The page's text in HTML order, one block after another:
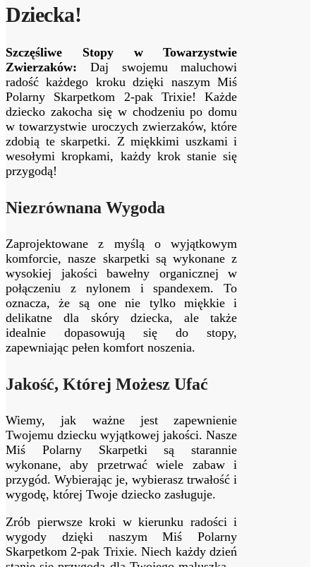
Dziecka!
Szczęśliwe Stopy w Towarzystwie
Zwierzaków: Daj swojemu maluchowi
radość każdego kroku dzięki naszym Miś
Polarny Skarpetkom 2-pak Trixie! Każde
dziecko zakocha się w chodzeniu po domu
w towarzystwie uroczych zwierzaków, które
zdobią te skarpetki. Z miękkimi uszkami i
wesołymi kropkami, każdy krok stanie się
przygodą!
Niezrównana Wygoda
Zaprojektowane z myślą o wyjątkowym
komforcie, nasze skarpetki są wykonane z
wysokiej jakości bawełny organicznej w
połączeniu z nylonem i spandexem. To
oznacza, że są one nie tylko miękkie i
delikatne dla skóry dziecka, ale także
idealnie dopasowują się do stopy,
zapewniając pełen komfort noszenia.
Jakość, Której Możesz Ufać
Wiemy, jak ważne jest zapewnienie
Twojemu dziecku wyjątkowej jakości. Nasze
Miś Polarny Skarpetki są starannie
wykonane, aby przetrwać wiele zabaw i
przygód. Wybierając je, wybierasz trwałość i
wygodę, której Twoje dziecko zasługuje.
Zrób pierwsze kroki w kierunku radości i
wygody dzięki naszym Miś Polarny
Skarpetkom 2-pak Trixie. Niech każdy dzień